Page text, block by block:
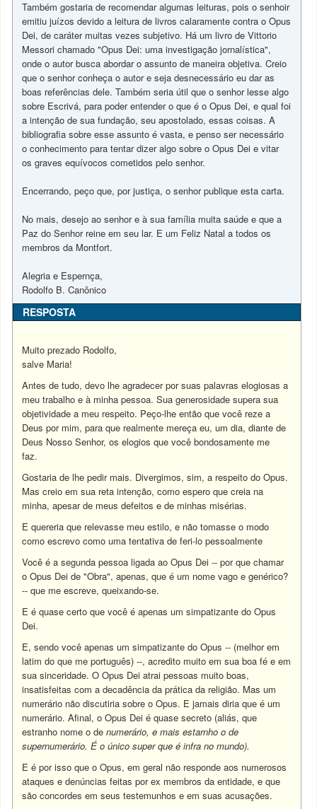
Também gostaria de recomendar algumas leituras, pois o senhoir
emitiu juízos devido a leitura de livros calaramente contra o Opus
Dei, de caráter muitas vezes subjetivo. Há um livro de Vittorio
Messori chamado "Opus Dei: uma investigação jornalística",
onde o autor busca abordar o assunto de maneira objetiva. Creio
que o senhor conheça o autor e seja desnecessário eu dar as
boas referências dele. Também seria útil que o senhor lesse algo
sobre Escrivá, para poder entender o que é o Opus Dei, e qual foi
a intenção de sua fundação, seu apostolado, essas coisas. A
bibliografia sobre esse assunto é vasta, e penso ser necessário
o conhecimento para tentar dizer algo sobre o Opus Dei e vitar
os graves equívocos cometidos pelo senhor.
Encerrando, peço que, por justiça, o senhor publique esta carta.
No mais, desejo ao senhor e à sua família muita saúde e que a
Paz do Senhor reine em seu lar. E um Feliz Natal a todos os
membros da Montfort.
Alegria e Espernça,
Rodolfo B. Canônico
RESPOSTA
Muito prezado Rodolfo,
salve Maria!
Antes de tudo, devo lhe agradecer por suas palavras elogiosas a
meu trabalho e à minha pessoa. Sua generosidade supera sua
objetividade a meu respeito. Peço-lhe então que você reze a
Deus por mim, para que realmente mereça eu, um dia, diante de
Deus Nosso Senhor, os elogios que você bondosamente me
faz.
Gostaria de lhe pedir mais. Divergimos, sim, a respeito do Opus.
Mas creio em sua reta intenção, como espero que creia na
minha, apesar de meus defeitos e de minhas misérias.
E quereria que relevasse meu estilo, e não tomasse o modo
como escrevo como uma tentativa de feri-lo pessoalmente
Você é a segunda pessoa ligada ao Opus Dei -- por que chamar
o Opus Dei de "Obra", apenas, que é um nome vago e genérico?
-- que me escreve, queixando-se.
E é quase certo que você é apenas um simpatizante do Opus
Dei.
E, sendo você apenas um simpatizante do Opus -- (melhor em
latim do que me português) --, acredito muito em sua boa fé e em
sua sinceridade. O Opus Dei atrai pessoas muito boas,
insatisfeitas com a decadência da prática da religião. Mas um
numerário não discutiria sobre o Opus. E jamais diria que é um
numerário. Afinal, o Opus Dei é quase secreto (aliás, que
estranho nome o denumerário, e mais estarnho o de
supernumerário. É o único super que é infra no mundo).
E é por isso que o Opus, em geral não responde aos numerosos
ataques e denúncias feitas por ex membros da entidade, e que
são concordes em seus testemunhos e em suas acusações.